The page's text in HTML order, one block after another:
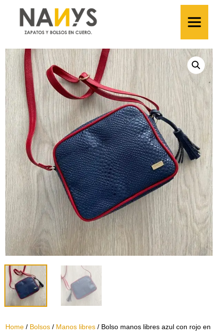
Home / Bolsos / Manos libres / Bolso manos libres azul con rojo en